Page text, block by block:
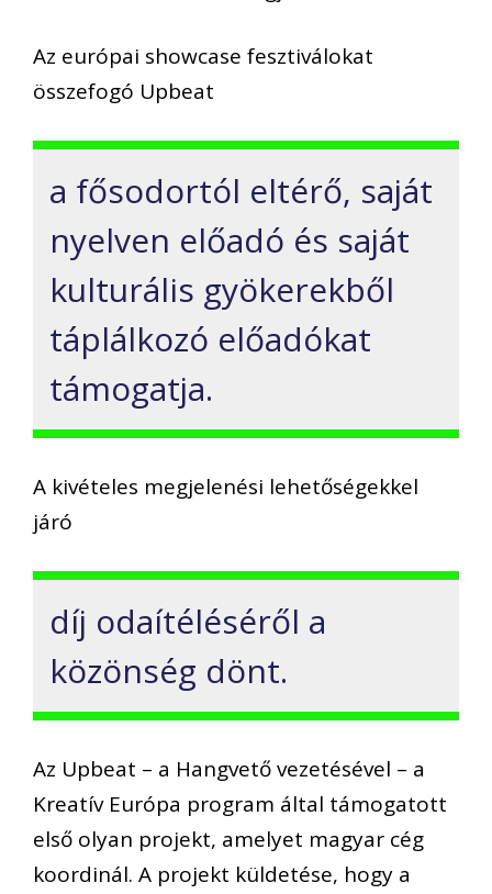
Az európai showcase fesztiválokat
összefogó Upbeat
a fősodortól eltérő, saját
nyelven előadó és saját
kulturális gyökerekből
táplálkozó előadókat
támogatja.
A kivételes megjelenési lehetőségekkel
járó
díj odaítéléséről a
közönség dönt.
Az Upbeat – a Hangvető vezetésével – a
Kreatív Európa program által támogatott
első olyan projekt, amelyet magyar cég
koordinál. A projekt küldetése, hogy a